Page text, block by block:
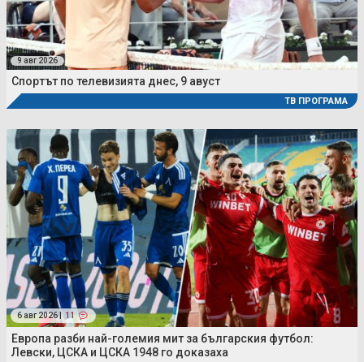
9 авг 2026
Спортът по телевизията днес, 9 авуст
ТВ ПРОГРАМА
6 авг 2026 | 11
Европа разби най-големия мит за българския футбол:
Левски, ЦСКА и ЦСКА 1948 го доказаха